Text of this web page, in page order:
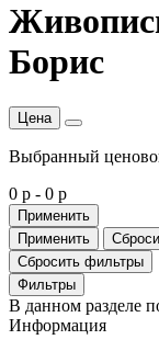
Борис
Цена
Выбранный
0 р - 0 р
Применить
Применить
Сбросить фильтры
Фильтры
В данном разделе
Информация